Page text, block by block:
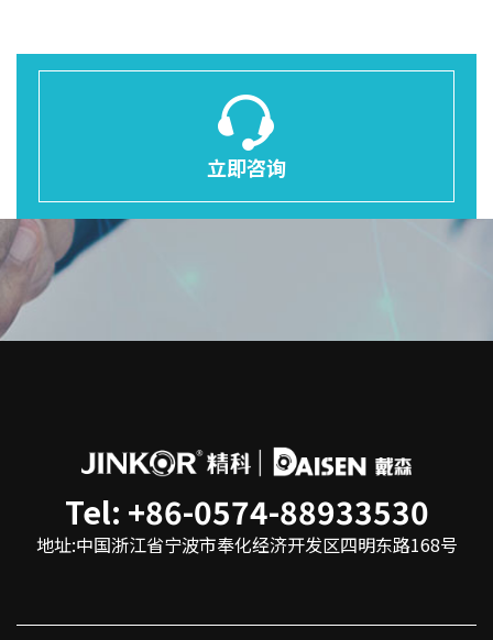
立即咨询
Tel: +86-0574-88933530
地址:中国浙江省宁波市奉化经济开发区四明东路168号